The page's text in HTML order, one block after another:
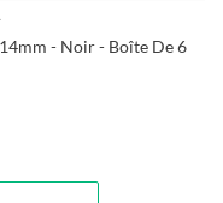
- Noir - Boîte De 6